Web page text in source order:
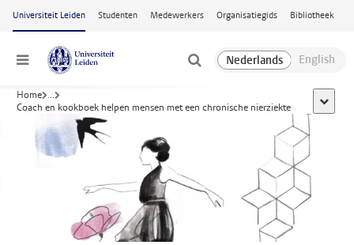
Ga naar hoofdinhoud
Universiteit Leiden Studenten Medewerkers Organisatiegids Bibliotheek
Menu
Home ...
Coach en kookboek helpen mensen met een chronische nierziekte
toon